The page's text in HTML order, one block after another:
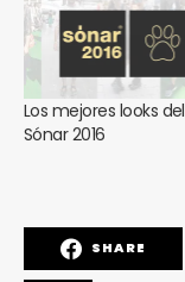
Los mejores looks del
Sónar 2016
SHARE